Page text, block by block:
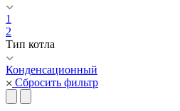
1
2
Тип котла
Конденсационный
Сбросить фильтр